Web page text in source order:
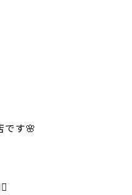
です🌸